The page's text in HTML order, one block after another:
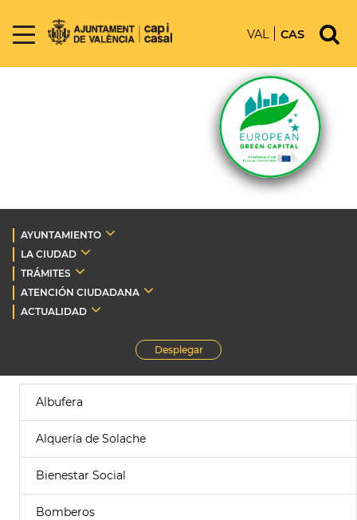
VAL CAS
AYUNTAMIENTO
LA CIUDAD
TRÁMITES
ATENCIÓN CIUDADANA
ACTUALIDAD
Desplegar
Albufera
Alquería de Solache
Bienestar Social
Bomberos